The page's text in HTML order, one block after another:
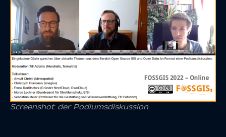
Screenshot der Podiumsdiskussion